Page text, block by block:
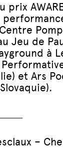
prix
Jeu de
à
et Ars
–